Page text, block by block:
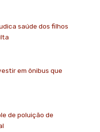
saúde dos filhos
em ônibus que
de poluição de